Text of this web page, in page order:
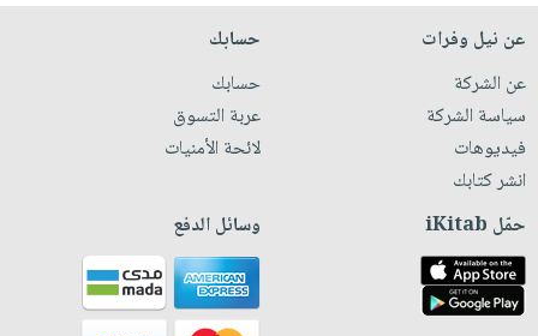
عن نيل وفرات
عن الشركة
سياسة الشركة
فيديوهات
انشر كتابك
حسابك
حسابك
عربة التسوق
لائحة الأمنيات
حمّل iKitab وسائل الدفع